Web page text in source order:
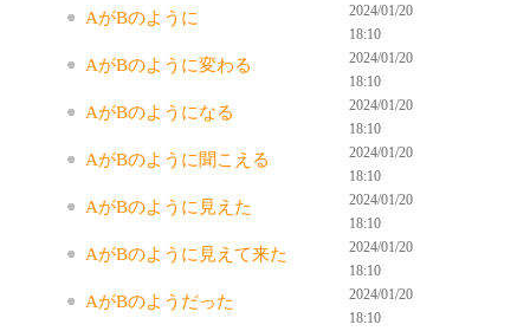
AがBのように
2024/01/20
18:10
AがBのように変わる
2024/01/20
18:10
AがBのようになる
2024/01/20
18:10
AがBのように聞こえる
2024/01/20
18:10
AがBのように見えた
2024/01/20
18:10
AがBのように見えて来た
2024/01/20
18:10
AがBのようだった
2024/01/20
18:10